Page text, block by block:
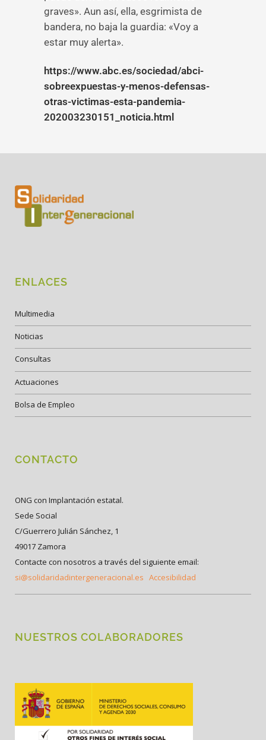
graves». Aun así, ella, esgrimista de
bandera, no baja la guardia: «Voy a
estar muy alerta».
https://www.abc.es/sociedad/abci-
sobreexpuestas-y-menos-defensas-
otras-victimas-esta-pandemia-
202003230151_noticia.html
ENLACES
Multimedia
Noticias
Consultas
Actuaciones
Bolsa de Empleo
CONTACTO
ONG con Implantación estatal.
Sede Social
C/Guerrero Julián Sánchez, 1
49017 Zamora
Contacte con nosotros a través del siguiente email:
si@solidaridadintergeneracional.es Accesibilidad
NUESTROS COLABORADORES